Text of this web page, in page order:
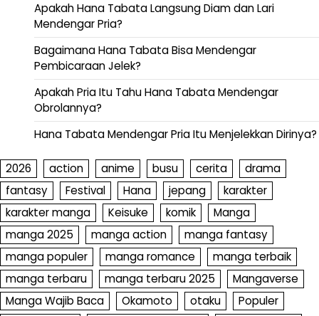
Apakah Hana Tabata Langsung Diam dan Lari
Mendengar Pria?
Bagaimana Hana Tabata Bisa Mendengar
Pembicaraan Jelek?
Apakah Pria Itu Tahu Hana Tabata Mendengar
Obrolannya?
Hana Tabata Mendengar Pria Itu Menjelekkan Dirinya?
2026 action anime busu cerita
drama
fantasy
Festival Hana jepang
karakter
karakter manga
Keisuke komik
Manga
manga 2025
manga action
manga fantasy
manga populer
manga romance
manga terbaik
manga terbaru
manga terbaru 2025
Mangaverse
Manga Wajib Baca
Okamoto otaku
Populer